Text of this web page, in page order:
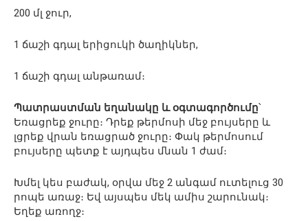
200 մլ ջուր,
1 ճաշի գդալ երիցուկի ծաղիկներ,
1 ճաշի գդալ անթառամ։
Պատրաստման եղանակը և օգտագործումը՝
Եռացրեք ջուրը։ Դրեք թերմոսի մեջ բույսերը և
լցրեք վրան եռացրած ջուրը։ Փակ թերմոսում
բույսերը պետք է այդպես մնան 1 ժամ։
Խմել կես բաժակ, օրվա մեջ 2 անգամ ուտելուց 30
րոպե առաջ։ Եվ այսպես մեկ ամիս շարունակ։
Եղեք առողջ։